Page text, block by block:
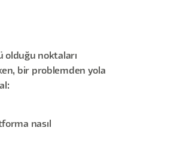
olduğu noktaları
bir problemden yola
nasıl